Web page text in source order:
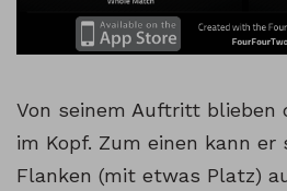
Von seinem Auftritt blieben
im Kopf. Zum einen kann er
Flanken (mit etwas Platz)